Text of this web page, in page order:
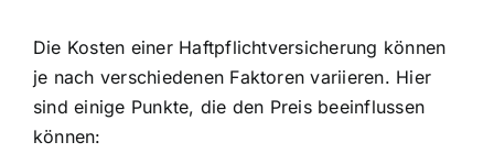
Die Kosten einer Haftpflichtversicherung können
je nach verschiedenen Faktoren variieren. Hier
sind einige Punkte, die den Preis beeinflussen
können: